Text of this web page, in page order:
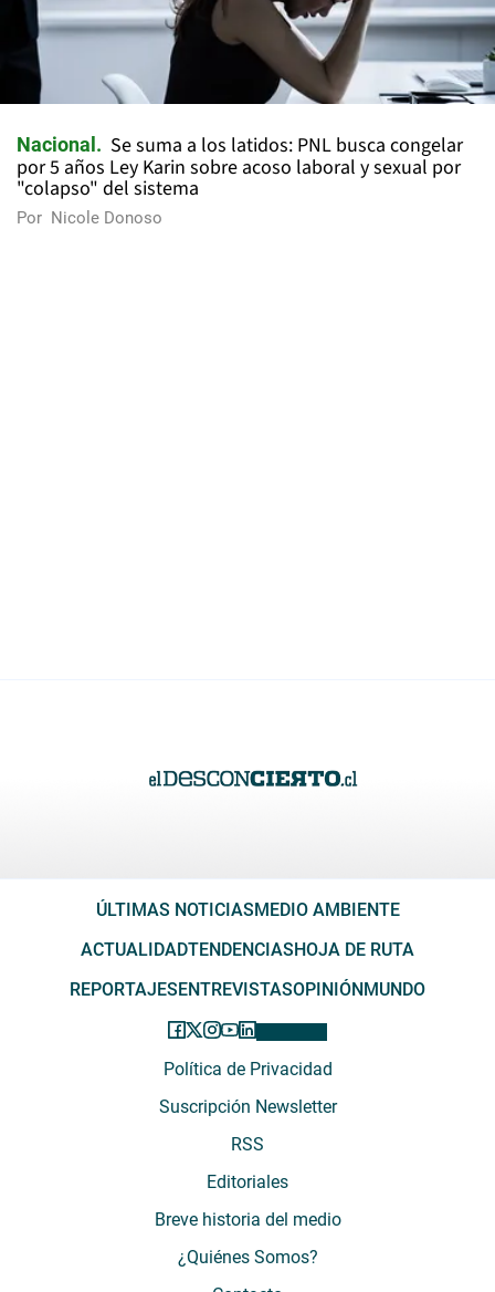
Nacional
Se suma a los latidos: PNL busca congelar
por 5 años Ley Karin sobre acoso laboral y sexual por
"colapso" del sistema
Por Nicole Donoso
ÚLTIMAS NOTICIAS MEDIO AMBIENTE
ACTUALIDADTENDENCIAS HOJA DE RUTA
REPORTAJES ENTREVISTASOPINIÓN MUNDO
Política de Privacidad
Suscripción Newsletter
RSS
Editoriales
Breve historia del medio
¿Quiénes Somos?